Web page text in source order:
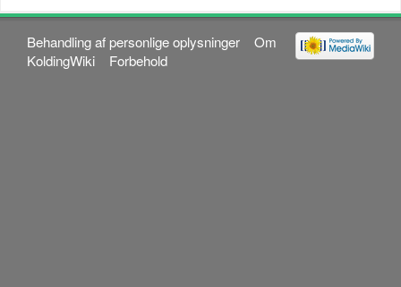
Behandling af personlige oplysninger
Om
KoldingWiki
Forbehold